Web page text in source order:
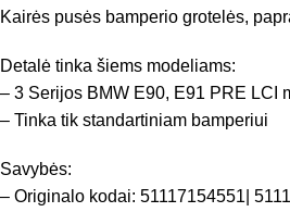
Kairės pusės bamperio grotelės,
Detalė tinka šiems modeliams:
– 3 Serijos BMW E90, E91 PRE LCI
– Tinka tik standartiniam bamperiui
Savybės:
– Originalo kodai: 51117154551|